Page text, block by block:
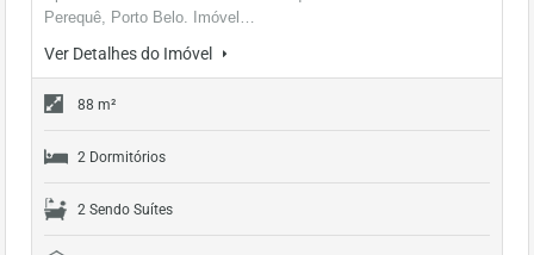
Perequê, Porto Belo. Imóvel…
Ver Detalhes do Imóvel
88 m²
2 Dormitórios
2 Sendo Suítes